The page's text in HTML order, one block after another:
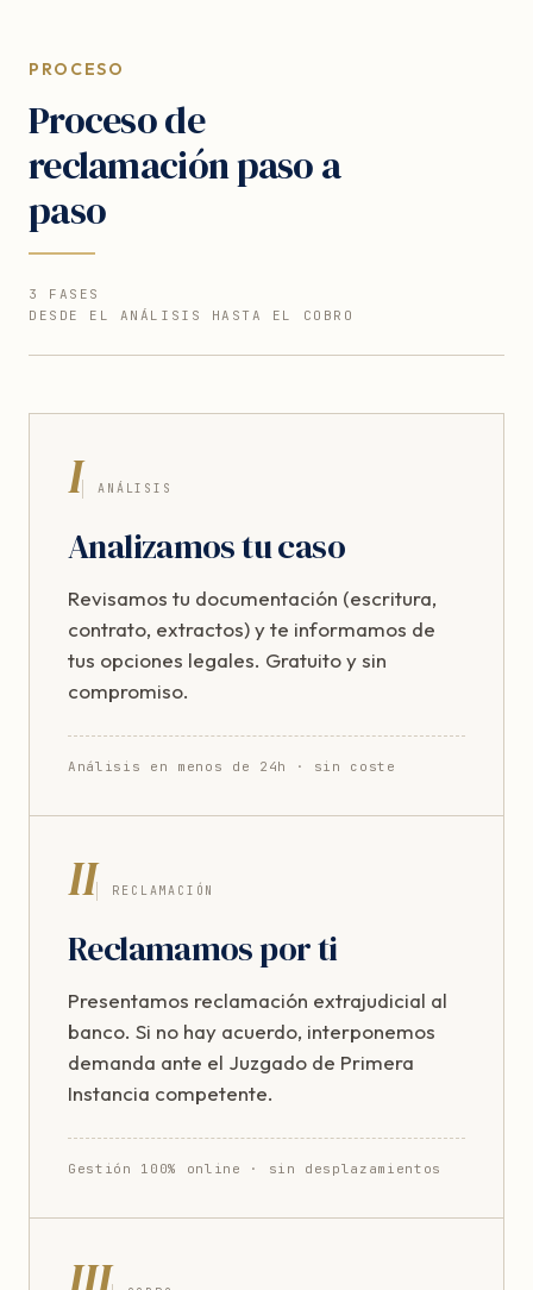
PROCESO
Proceso de
reclamación paso a
paso
3 FASES
DESDE EL ANÁLISIS HASTA EL COBRO
I ANÁLISIS
Analizamos tu caso
Revisamos tu documentación (escritura,
contrato, extractos) y te informamos de
tus opciones legales. Gratuito y sin
compromiso.
Análisis en menos de 24h · sin coste
II RECLAMACIÓN
Reclamamos por ti
Presentamos reclamación extrajudicial al
banco. Si no hay acuerdo, interponemos
demanda ante el Juzgado de Primera
Instancia competente.
Gestión 100% online · sin desplazamientos